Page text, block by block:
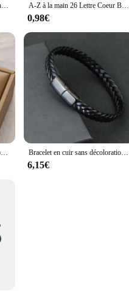
Bracelet en ULtissée porte-bonheur rétro simple pour hommes et femmes, bracelets de cow-clans de luxe, tempérament, accessoires de bijoux, cadeaux A-Z à la main 26 Lettre Coeur Bracelet Tissé Baided Corde Femmes Hommes Initiales Nom Réglable Bracelet Couple Amoureux Amis Bijoux
0,98€
Bracelet mauvais œil bleu turc pour hommes et femmes, bracelets de perles en métal réglables, bijoux de richesse porte-bonheur, coloré, rouge, bleu Bracelet en cuir sans décoloration en acier inoxydable pour homme, bijoux tressés, cadeau pour mari, nouveau
6,15€